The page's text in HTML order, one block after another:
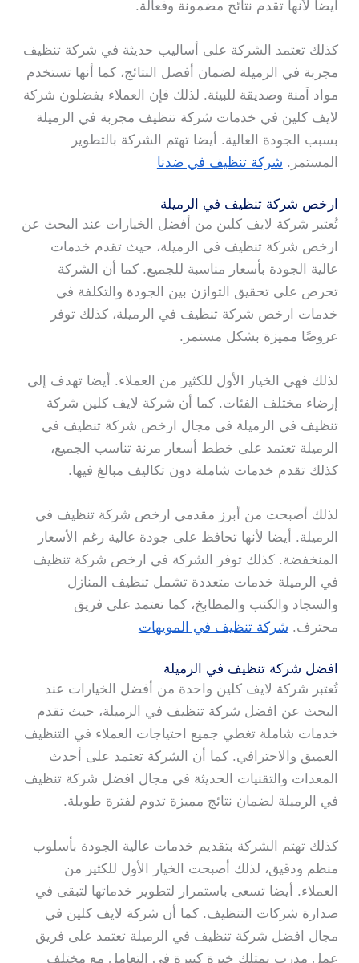
أيضا لأنها تقدم نتائج مضمونة وفعالة.
كذلك تعتمد الشركة على أساليب حديثة في شركة تنظيف
مجربة في الرميلة لضمان أفضل النتائج، كما أنها تستخدم
مواد آمنة وصديقة للبيئة. لذلك فإن العملاء يفضلون شركة
لايف كلين في خدمات شركة تنظيف مجربة في الرميلة
بسبب الجودة العالية. أيضا تهتم الشركة بالتطوير
المستمر. شركة تنظيف في ضدنا
ارخص شركة تنظيف في الرميلة
تُعتبر شركة لايف كلين من أفضل الخيارات عند البحث عن
ارخص شركة تنظيف في الرميلة، حيث تقدم خدمات
عالية الجودة بأسعار مناسبة للجميع. كما أن الشركة
تحرص على تحقيق التوازن بين الجودة والتكلفة في
خدمات ارخص شركة تنظيف في الرميلة، كذلك توفر
عروضًا مميزة بشكل مستمر.
لذلك فهي الخيار الأول للكثير من العملاء. أيضا تهدف إلى
إرضاء مختلف الفئات. كما أن شركة لايف كلين شركة
تنظيف في الرميلة في مجال ارخص شركة تنظيف في
الرميلة تعتمد على خطط أسعار مرنة تناسب الجميع،
كذلك تقدم خدمات شاملة دون تكاليف مبالغ فيها.
لذلك أصبحت من أبرز مقدمي ارخص شركة تنظيف في
الرميلة. أيضا لأنها تحافظ على جودة عالية رغم الأسعار
المنخفضة. كذلك توفر الشركة في ارخص شركة تنظيف
في الرميلة خدمات متعددة تشمل تنظيف المنازل
والسجاد والكنب والمطابخ، كما تعتمد على فريق
محترف. شركة تنظيف في المويهات
افضل شركة تنظيف في الرميلة
تُعتبر شركة لايف كلين واحدة من أفضل الخيارات عند
البحث عن افضل شركة تنظيف في الرميلة، حيث تقدم
خدمات شاملة تغطي جميع احتياجات العملاء في التنظيف
العميق والاحترافي. كما أن الشركة تعتمد على أحدث
المعدات والتقنيات الحديثة في مجال افضل شركة تنظيف
في الرميلة لضمان نتائج مميزة تدوم لفترة طويلة.
كذلك تهتم الشركة بتقديم خدمات عالية الجودة بأسلوب
منظم ودقيق، لذلك أصبحت الخيار الأول للكثير من
العملاء. أيضا تسعى باستمرار لتطوير خدماتها لتبقى في
صدارة شركات التنظيف. كما أن شركة لايف كلين في
مجال افضل شركة تنظيف في الرميلة تعتمد على فريق
عمل مدرب يمتلك خبرة كبيرة في التعامل مع مختلف